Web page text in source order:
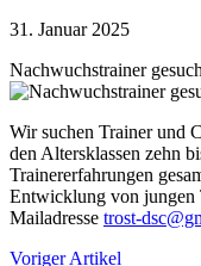
31. Januar 2025
Nachwuchstrainer
Wir suchen Trainer und
den Altersklassen zehn
Trainererfahrungen
Entwicklung von jungen
Mailadresse trost-
Voriger Artikel